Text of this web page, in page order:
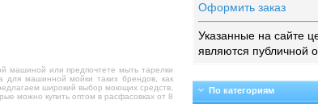
машиной или предпочтете мыть тарелки
для машинной мойки таких брендов, как
широкий выбор моющих средств,
можно купить оптом в расфасовках от 8
Оформить заказ
Указанные на сайте
являются публичной
По категориям